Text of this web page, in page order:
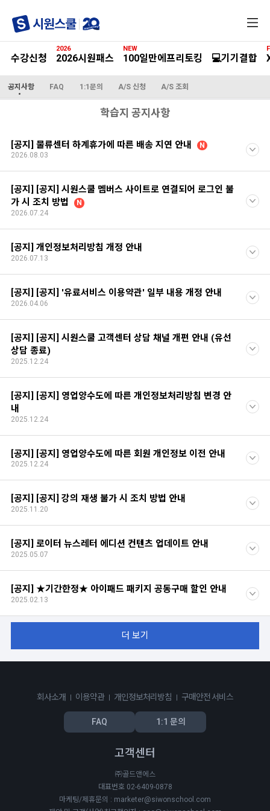
메
수강신청 2026시원패스
2026
100일만에프리토킹
NEW
💻기기결합
공지사항 FAQ 1:1문의 A/S 신청 A/S 조회
학습지 공지사항
[공지] 물류센터 하계휴가에 따른 배송 지연 안내
N
2026.08.03
[공지] [공지] 시원스쿨 멤버스 사이트로 연결되어 로그인 불
가 시 조치 방법
N
2026.07.24
[공지] 개인정보처리방침 개정 안내
2026.07.13
[공지] [공지] '유료서비스 이용약관' 일부 내용 개정 안내
2026.04.06
[공지] [공지] 시원스쿨 고객센터 상담 채널 개편 안내 (유선
상담 종료)
2025.12.24
[공지] [공지] 영업양수도에 따른 개인정보처리방침 변경 안
내
2025.12.24
[공지] [공지] 영업양수도에 따른 회원 개인정보 이전 안내
2025.12.24
[공지] [공지] 강의 재생 불가 시 조치 방법 안내
2025.11.20
[공지] 로이터 뉴스레터 에디션 컨텐츠 업데이트 안내
2025.05.07
[공지] ★기간한정★ 아이패드 패키지 공동구매 할인 안내
2025.02.13
더 보기
회사소개 이용약관 개인정보처리방침 구매안전 서비스
FAQ 1:1 문의
고객센터
㈜골드앤에스
대표번호 02-6409-0878
마케팅/제휴문의 : marketer@siwonschool.com